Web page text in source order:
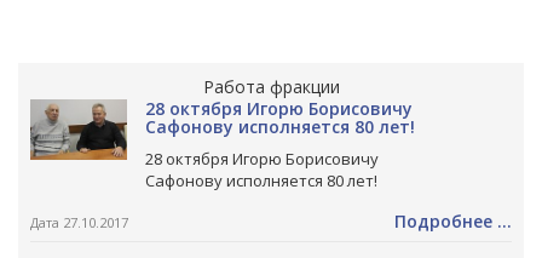
Работа фракции
28 октября Игорю Борисовичу
Сафонову исполняется 80 лет!
28 октября Игорю Борисовичу
Сафонову исполняется 80 лет!
Дата 27.10.2017 Подробнее ...